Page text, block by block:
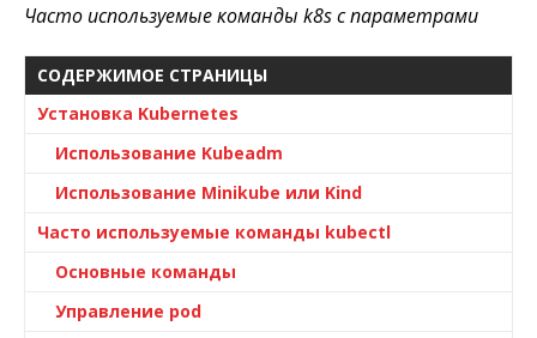
Часто используемые команды k8s с параметрами
СОДЕРЖИМОЕ СТРАНИЦЫ
Установка Kubernetes
Использование Kubeadm
Использование Minikube или Kind
Часто используемые команды kubectl
Основные команды
Управление pod